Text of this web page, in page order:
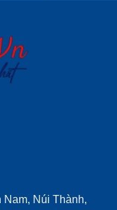
Nam, Núi Thành,